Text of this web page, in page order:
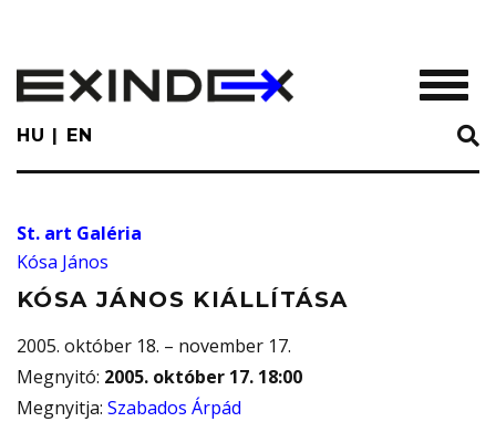
main
content
HU EN
St. art Galéria
Kósa János
KÓSA JÁNOS KIÁLLÍTÁSA
2005. október 18. – november 17.
Megnyitó: 2005. október 17. 18:00
Megnyitja: Szabados Árpád